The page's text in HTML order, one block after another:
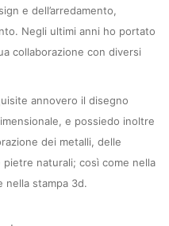
e dell’arredamento,
Negli ultimi anni ho portato
collaborazione con diversi
annovero il disegno
e possiedo inoltre
dei metalli, delle
naturali; così come nella
nella stampa 3d.